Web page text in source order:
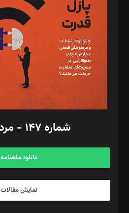
مصطفی مسجدی آرانی، ابوالفضل رجبی، زهرا
رستمی،مصطفی باستان
ویرایش: نگار استاد‌‌آقا
طراح یونیفرم: مجید توکلی
فیلمبرداری و عکاسی: امیر شفیعی، مانی
گرافیک و صفحه‌آرایی: سید‌سبحان‌علی ثابت
مد‌یر توسعه تجاری: کامبیز برید‌
امور مالی: شاپور رهبری، محمد‌ کاظمی‌نیا
آگهی و مشترکین: ۰۹۱۹۹۹۹۰۴۵۴
شماره ۱۴۷ - مرداد ۱۴۰۵
دانلود ماهنامه
نمایش مقالات